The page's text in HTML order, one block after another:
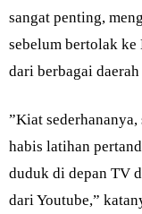
sangat penting,
sebelum bertolak ke
dari berbagai
”Kiat sederhananya,
habis latihan
duduk di depan TV
dari Youtube,”